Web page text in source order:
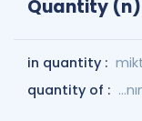
Quantity (n)
in quantity :
quantity of :